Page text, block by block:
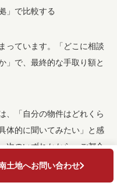
」で比較する
っています。「どこに相談
」で、最終的な手取り額と
、「自分の物件はどれくら
体的に聞いてみたい」と感
次のいずれかから、ご都合
土地へお問い合わせ